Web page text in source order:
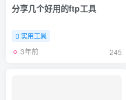
分享几个好用的ftp工具
实用工具
3年前 245